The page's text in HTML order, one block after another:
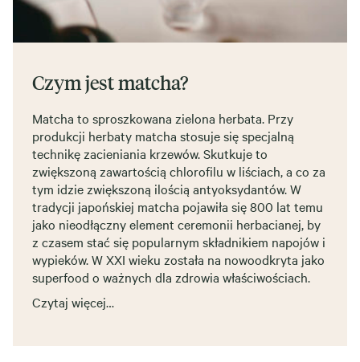
Czym jest matcha?
Matcha to sproszkowana zielona herbata. Przy
produkcji herbaty matcha stosuje się specjalną
technikę zacieniania krzewów. Skutkuje to
zwiększoną zawartością chlorofilu w liściach, a co za
tym idzie zwiększoną ilością antyoksydantów. W
tradycji japońskiej matcha pojawiła się 800 lat temu
jako nieodłączny element ceremonii herbacianej, by
z czasem stać się popularnym składnikiem napojów i
wypieków. W XXI wieku została na nowoodkryta jako
superfood o ważnych dla zdrowia właściwościach.
Czytaj więcej…